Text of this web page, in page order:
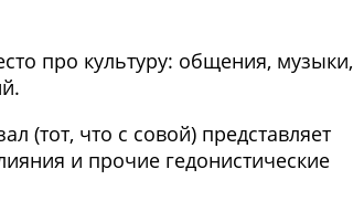
про культуру: общения, музыки,
(тот, что с совой) представляет
и прочие гедонистические